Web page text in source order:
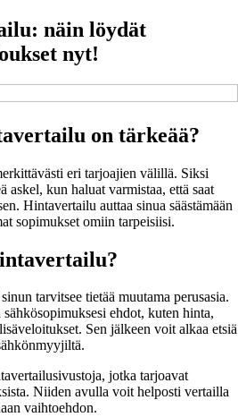
näin löydät
nyt!
on tärkeää?
eri tarjoajien välillä. Siksi
askel, kun haluat varmistaa, että saat
Hintavertailu auttaa sinua säästämään
sopimukset omiin tarpeisiisi.
tarvitsee tietää muutama perusasia.
ehdot, kuten hinta,
Sen jälkeen voit alkaa etsiä
jotka tarjoavat
Niiden avulla voit helposti vertailla
vaihtoehdon.